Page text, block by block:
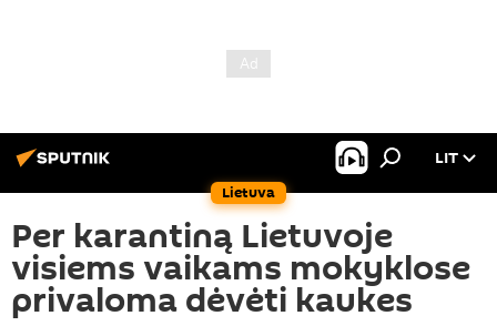
Lietuva
LIT
Per karantiną Lietuvoje
visiems vaikams mokyklose
privaloma dėvėti kaukes